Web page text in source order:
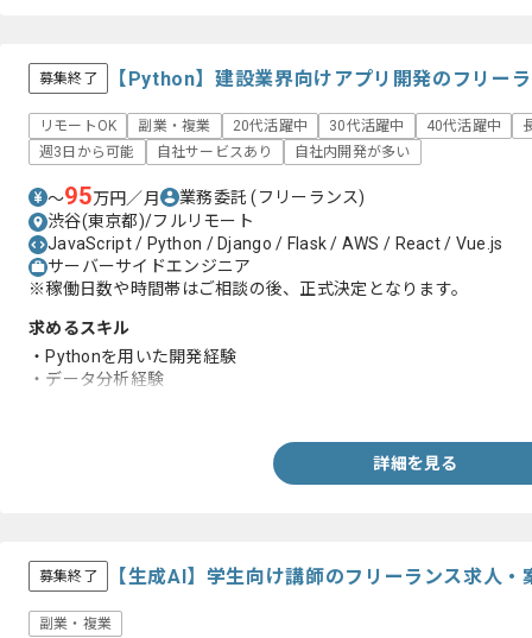
募集終了 【Python】建設業界向けアプリ開発のフリー
リモートOK 副業・複業 20代活躍中 30代活躍中 40代活躍中
週3日から可能
自社サービスあり 自社内開発が多い
〜95万円／月 業務委託(フリーランス)
渋谷(東京都)/フルリモート
JavaScript / Python / Django / Flask / AWS / React / Vue.js
サーバーサイドエンジニア
※稼働日数や時間帯はご相談の後、正式決定となります。
求めるスキル
・Pythonを用いた開発経験
・データ分析経験
詳細を見る
募集終了 【生成AI】学生向け講師のフリーランス求人・
副業・複業